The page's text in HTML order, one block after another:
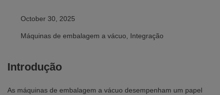
October 30, 2025
Máquinas de embalagem a vácuo, Integração
Introdução
As máquinas de embalagem a vácuo desempenham um papel